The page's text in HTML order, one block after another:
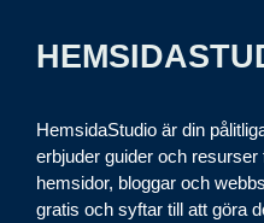
HemsidaStudio är din
erbjuder guider och
hemsidor, bloggar och
gratis och syftar till att göra